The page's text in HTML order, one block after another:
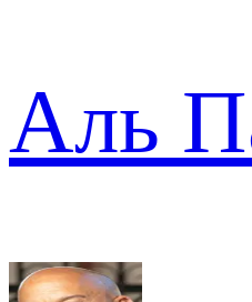
Аль